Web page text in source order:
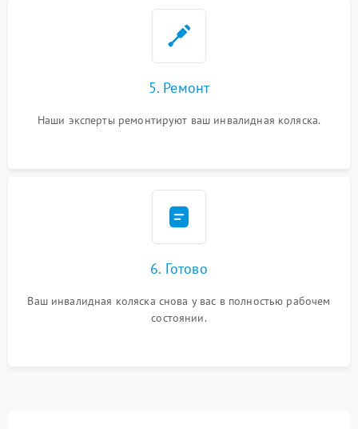
5. Ремонт
Наши эксперты ремонтируют ваш инвалидная коляска.
6. Готово
Ваш инвалидная коляска снова у вас в полностью рабочем
состоянии.